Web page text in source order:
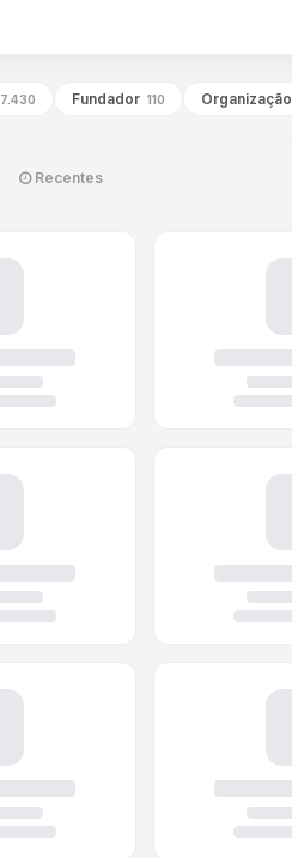
7.430 Fundador 110 Organização
Recentes